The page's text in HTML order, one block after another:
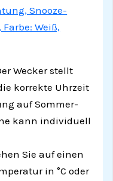
Snooze-
Weiß,
Wecker stellt
korrekte Uhrzeit
auf Sommer-
kann individuell
Sie auf einen
in °C oder